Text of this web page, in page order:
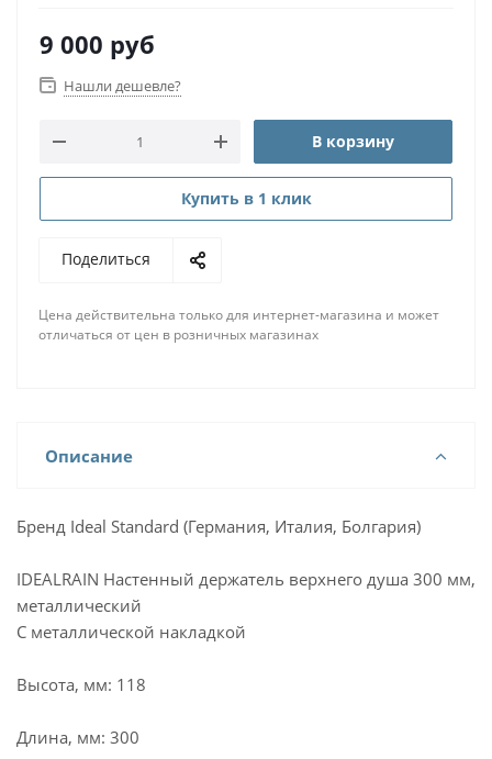
9 000 руб
Нашли дешевле?
В корзину
Купить в 1 клик
Поделиться
Цена действительна только для интернет-магазина и может
отличаться от цен в розничных магазинах
Описание
Бренд Ideal Standard (Германия, Италия, Болгария)
IDEALRAIN Настенный держатель верхнего душа 300 мм,
металлический
С металлической накладкой
Высота, мм: 118
Длина, мм: 300